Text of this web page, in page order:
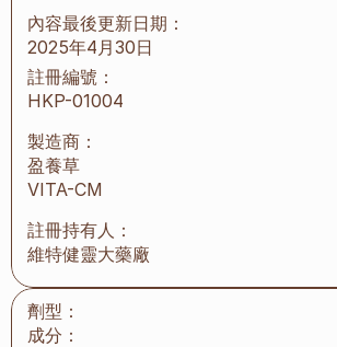
內容最後更新日期：
2025年4月30日
註冊編號：
HKP-01004
製造商：
盈養草
VITA-CM
註冊持有人：
維特健靈大藥廠
劑型：
成分：